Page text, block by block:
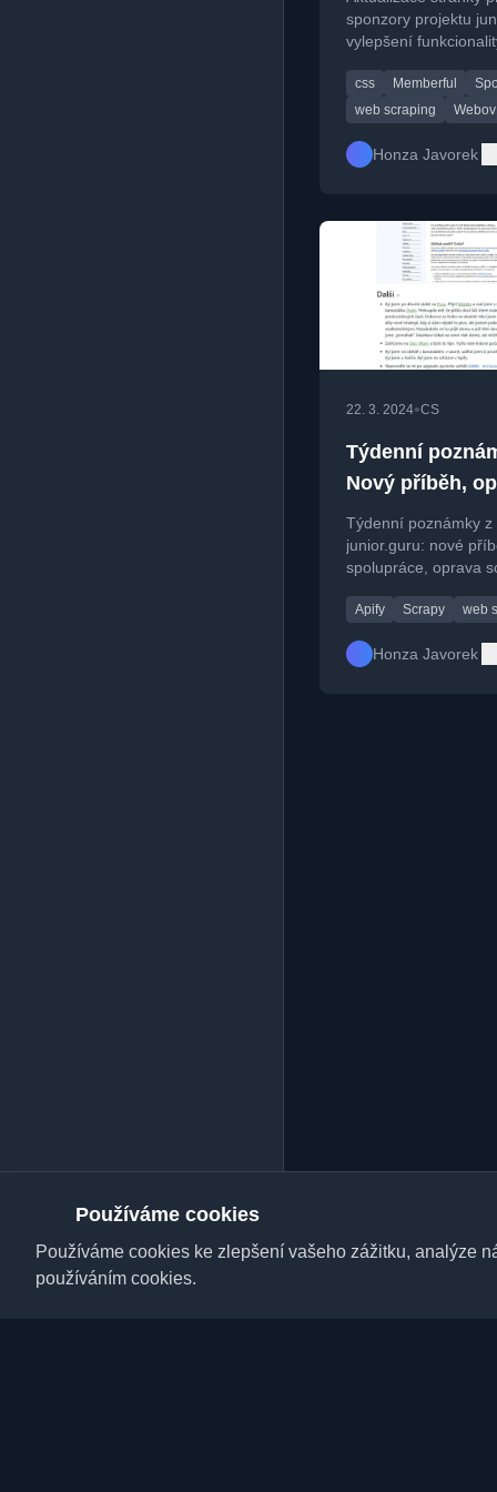
práce
sponzory projektu
vylepšení
práce.
css Memberful
web scraping
Honza Javorek
22. 3. 2024•CS
Týdenní
Nový příběh,
scraperů a nový
návod
Týdenní poznámky z
junior.guru: nové
spolupráce, oprava
řešení pro LinkedIn
Apify Scrapy web
Honza Javorek
Používáme cookies
Používáme cookies ke zlepšení vašeho zážitku, analýze
používáním cookies.